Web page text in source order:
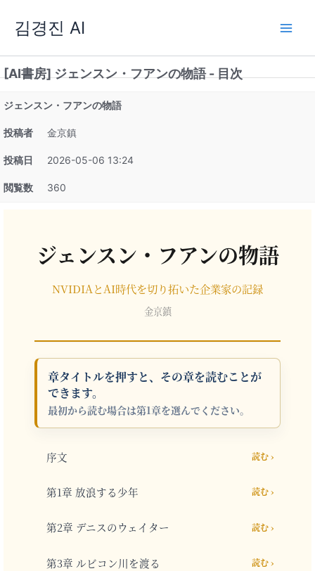
ス
キ
プ
김경진 AI
[AI書房] ジェンスン・フアンの物語 - 目次
ジェンスン・フアンの物語
投稿者 金京鎮
投稿日 2026-05-06 13:24
閲覧数 360
ジェンスン・フアンの物語
NVIDIAとAI時代を切り拓いた企業家の記録
金京鎮
章タイトルを押すと、その章を読むことが
できます。
最初から読む場合は第1章を選んでください。
序文 読む ›
第1章 放浪する少年 読む ›
第2章 デニスのウェイター 読む ›
第3章 ルビコン川を渡る 読む ›